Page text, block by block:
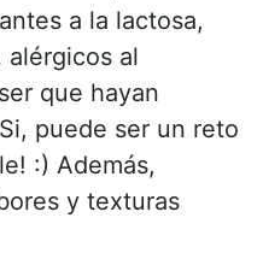
a la lactosa,
alérgicos al
que hayan
puede ser un reto
:) Además,
y texturas